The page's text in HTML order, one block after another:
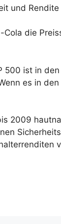
und Rendite
die
500 ist in
es in
2009